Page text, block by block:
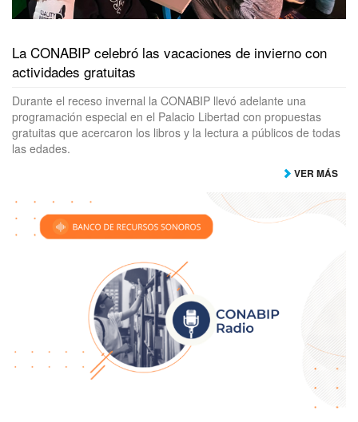
La CONABIP celebró las vacaciones de invierno con
actividades gratuitas
Durante el receso invernal la CONABIP llevó adelante una
programación especial en el Palacio Libertad con propuestas
gratuitas que acercaron los libros y la lectura a públicos de todas
las edades.
VER MÁS